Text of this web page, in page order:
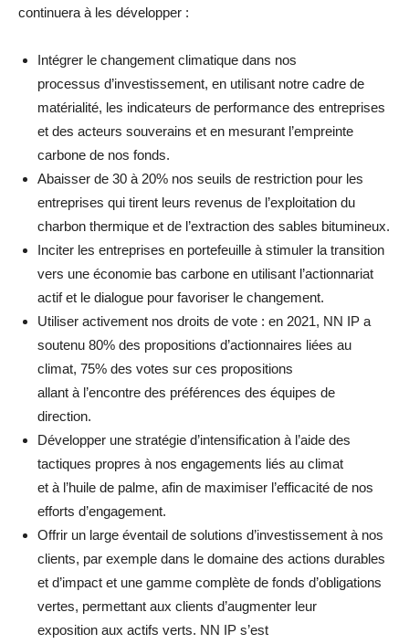
continuera à les développer :
Intégrer le changement climatique dans nos
processus d’investissement, en utilisant notre cadre de
matérialité, les indicateurs de performance des entreprises
et des acteurs souverains et en mesurant l’empreinte
carbone de nos fonds.
Abaisser de 30 à 20% nos seuils de restriction pour les
entreprises qui tirent leurs revenus de l’exploitation du
charbon thermique et de l’extraction des sables bitumineux.
Inciter les entreprises en portefeuille à stimuler la transition
vers une économie bas carbone en utilisant l’actionnariat
actif et le dialogue pour favoriser le changement.
Utiliser activement nos droits de vote : en 2021, NN IP a
soutenu 80% des propositions d’actionnaires liées au
climat, 75% des votes sur ces propositions
allant à l’encontre des préférences des équipes de
direction.
Développer une stratégie d’intensification à l’aide des
tactiques propres à nos engagements liés au climat
et à l’huile de palme, afin de maximiser l’efficacité de nos
efforts d’engagement.
Offrir un large éventail de solutions d’investissement à nos
clients, par exemple dans le domaine des actions durables
et d’impact et une gamme complète de fonds d’obligations
vertes, permettant aux clients d’augmenter leur
exposition aux actifs verts. NN IP s’est